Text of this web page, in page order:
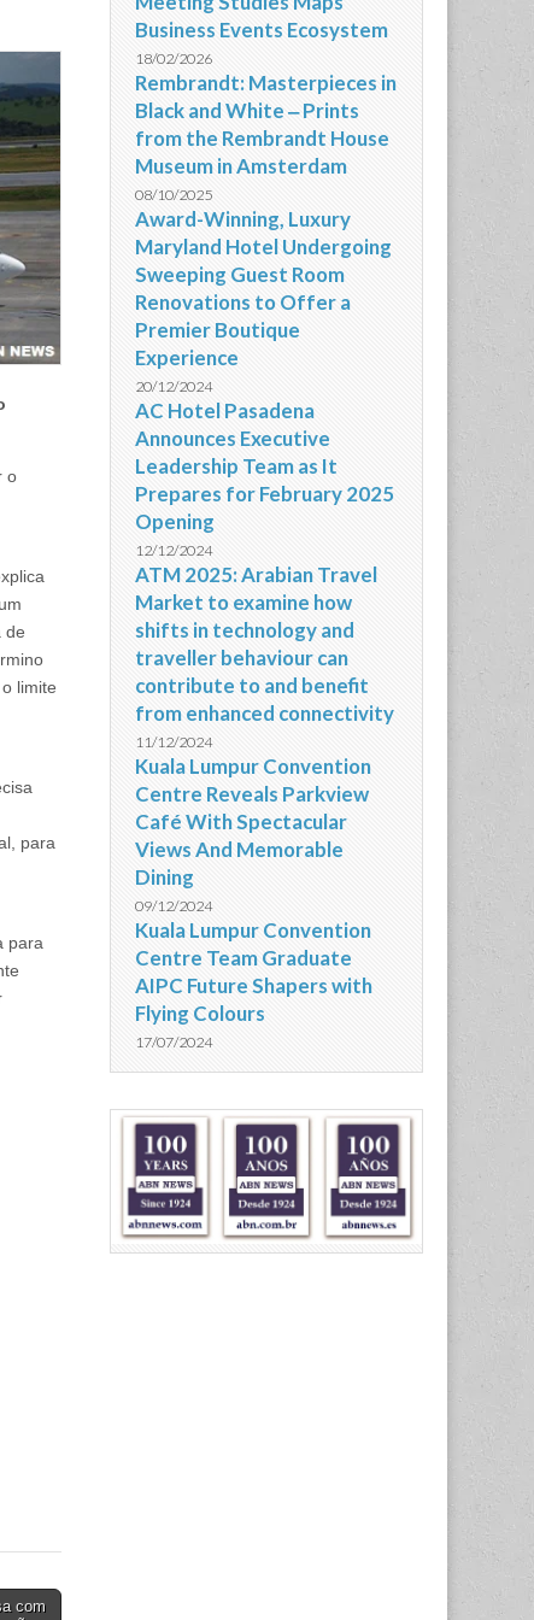
o
de
limite
para
para
com
Business Events Ecosystem
18/02/2026
Rembrandt: Masterpieces in
Black and White ‒ Prints
from the Rembrandt House
Museum in Amsterdam
08/10/2025
Award-Winning, Luxury
Maryland Hotel Undergoing
Sweeping Guest Room
Renovations to Offer a
Premier Boutique
Experience
20/12/2024
AC Hotel Pasadena
Announces Executive
Leadership Team as It
Prepares for February 2025
Opening
12/12/2024
ATM 2025: Arabian Travel
Market to examine how
shifts in technology and
traveller behaviour can
contribute to and benefit
from enhanced connectivity
11/12/2024
Kuala Lumpur Convention
Centre Reveals Parkview
Café With Spectacular
Views And Memorable
Dining
09/12/2024
Kuala Lumpur Convention
Centre Team Graduate
AIPC Future Shapers with
Flying Colours
17/07/2024